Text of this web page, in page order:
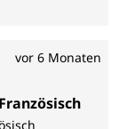
vor 6 Monaten
5 Sternen